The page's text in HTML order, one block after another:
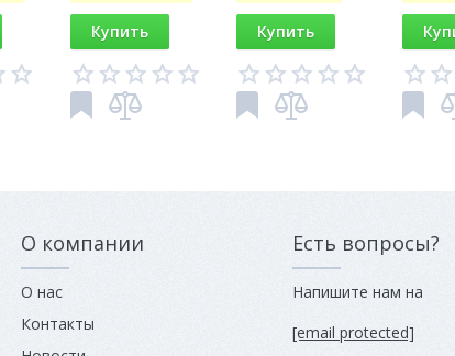
Купить Купить
О компании
О нас
Контакты
Есть вопросы?
Напишите нам на
[email protected]